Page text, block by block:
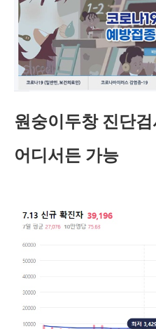
원숭이두창 진단
어디서든 가능